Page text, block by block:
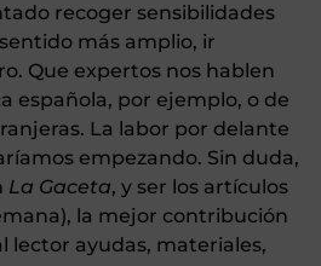
recoger sensibilidades
más amplio, ir
Que expertos nos hablen
española, por ejemplo, o de
La labor por delante
empezando. Sin duda,
La Gaceta, y ser los artículos
la mejor contribución
lector ayudas, materiales,